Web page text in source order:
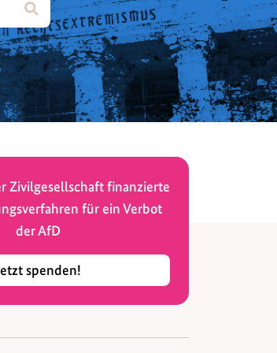
Zivilgesellschaft finanzierte
für ein Verbot
der AfD
spenden!